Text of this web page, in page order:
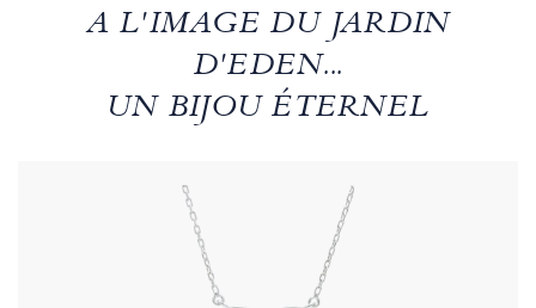
A L'IMAGE DU JARDIN
D'EDEN...
UN BIJOU ÉTERNEL